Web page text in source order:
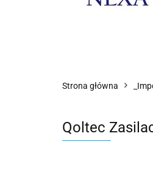
Strona główna
Qoltec